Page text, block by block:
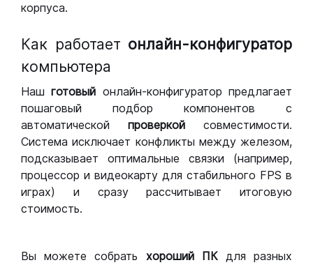
корпуса.
Как работает онлайн-конфигуратор
компьютера
Нашготовый онлайн-конфигуратор предлагает
пошаговый подбор компонентов с
автоматической проверкой совместимости.
Система исключает конфликты между железом,
подсказывает оптимальные связки (например,
процессор и видеокарту для стабильного FPS в
играх) и сразу рассчитывает итоговую
стоимость.
Вы можете собрать хороший ПКдля разных